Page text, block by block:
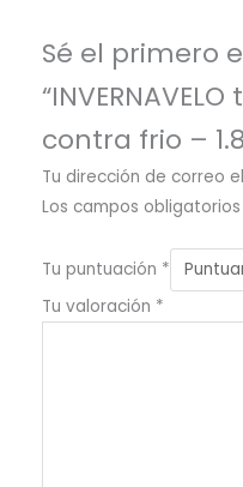
Sé el primero
contra frio –
Tu dirección de correo
Los campos
Tu puntuación *
Tu valoración *